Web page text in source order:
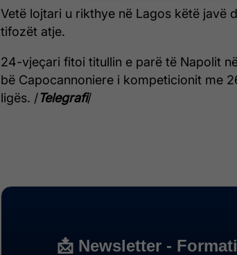
Vetë lojtari u rikthye në Lagos këtë javë
tifozët atje.
24-vjeçari fitoi titullin e parë të Napolit
bë Capocannoniere i kompeticionit me
ligës. /Telegrafi/